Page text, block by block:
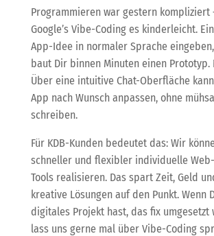
Programmieren war gestern kompliziert
Google’s Vibe-Coding es kinderleicht.
App-Idee in normaler Sprache
baut Dir binnen Minuten einen Prototyp.
Über eine intuitive Chat-Oberfläche
App nach Wunsch anpassen, ohne
schreiben.
Für KDB-Kunden bedeutet das: Wir
schneller und flexibler individuelle
Tools realisieren. Das spart Zeit, Geld
kreative Lösungen auf den Punkt. Wenn
digitales Projekt hast, das fix umgesetzt
lass uns gerne mal über Vibe-Coding